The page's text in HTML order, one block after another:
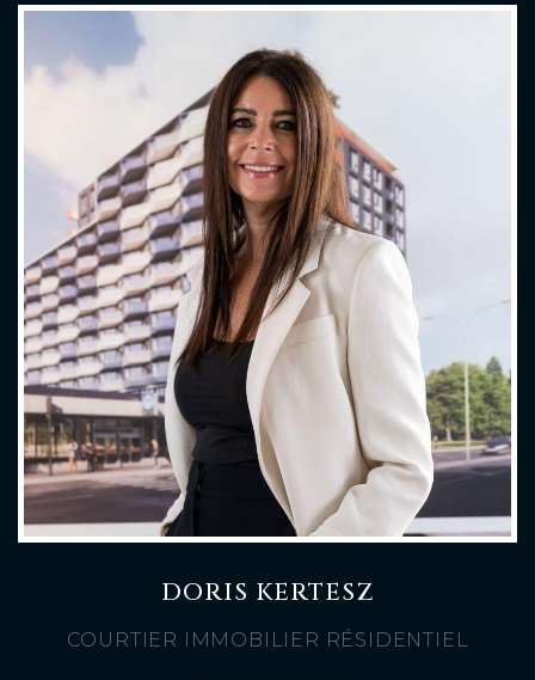
DORIS KERTESZ
COURTIER IMMOBILIER RÉSIDENTIEL